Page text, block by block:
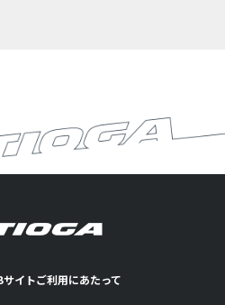
サイトご利用にあたって